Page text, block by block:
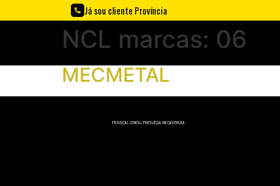
Já sou cliente Província
NCL marcas: 06
MECMETAL
PENSOU. CRIOU. PROVÍCIA REGISTROU!